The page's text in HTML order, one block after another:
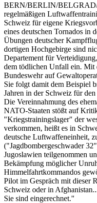
BERN/BERLIN/
regelmäßigen
Schweiz für eigene
eines deutschen Tornados in
Übungen deutscher
dortigen Hochgebirge sind
Departement für
dem tödlichen Unfall ein. Mit
Bundeswehr auf
Sie folgt damit dem Beispiel
Jahren in der Schweiz für
Die Vereinnahmung des
NATO-Staaten stößt auf
"Kriegstrainingslager" der
verkommen, heißt es in
deutsche Luftwaffeneinheit,
("Jagdbombergeschwader
Jugoslawien teilgenommen
Bekämpfung möglicher
Himmelfahrtkommandos
Pilot im Gespräch mit dieser
Schweiz oder in
Sie sind eingerechnet."